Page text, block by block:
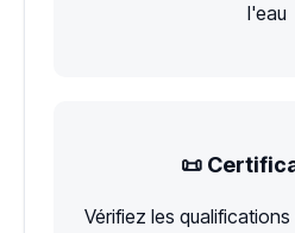
l'eau
📜
Vérifiez les qualifications